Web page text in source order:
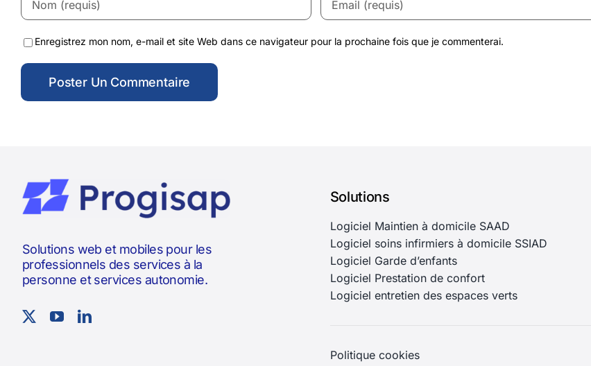
Enregistrez mon nom, e-mail et site Web dans ce navigateur pour la prochaine fois que je commenterai.
Solutions web et mobiles pour les
professionnels des services à la
personne et services autonomie.
Solutions
Logiciel Maintien à domicile SAAD
Logiciel soins infirmiers à domicile SSIAD
Logiciel Garde d’enfants
Logiciel Prestation de confort
Logiciel entretien des espaces verts
Politique cookies